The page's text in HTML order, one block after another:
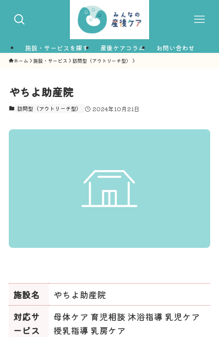
施設・サービスを探す 産後ケアコラム お問い合わせ
ホーム 施設・サービス 訪問型（アウトリーチ型）
やちよ助産院
訪問型（アウトリーチ型） 2024年10月21日
施設名
やちよ助産院
対応サ
ービス
母体ケア 育児相談 沐浴指導 乳児ケア
授乳指導 乳房ケア